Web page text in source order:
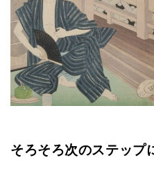
そろそろ次のステップ